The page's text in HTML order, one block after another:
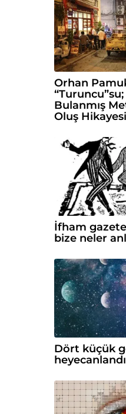
Orhan
Bulanmış
Oluş Hikayesi
İfham
bize neler
Dört küçük